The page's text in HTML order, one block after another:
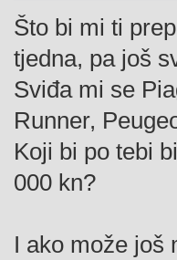
Što bi mi ti
tjedna, pa još
Sviđa mi se
Runner,
Koji bi po tebi
000 kn?
I ako može još